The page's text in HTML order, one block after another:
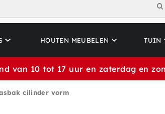
HOUTEN MEUBELEN TUIN
van 10 tot 17 uur en zaterdag en
cilinder vorm